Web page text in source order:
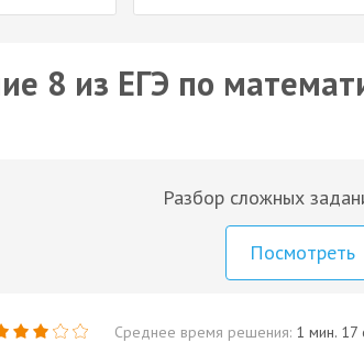
8 из ЕГЭ по
Разбор сложных
Посмотреть
Среднее время решения: 1 мин. 17